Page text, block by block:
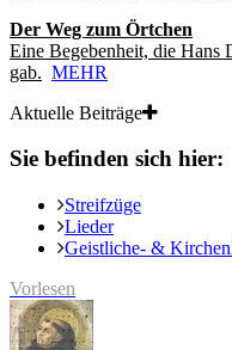
Der Weg zum Örtchen
Eine Begebenheit, die Hans
gab. MEHR
Aktuelle Beiträge
Sie befinden sich hier:
Streifzüge
Lieder
Geistliche- &
Vorlesen